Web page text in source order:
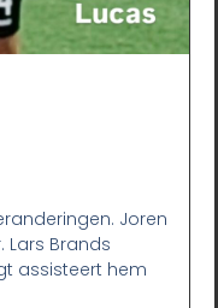
Joren
Brands
assisteert hem